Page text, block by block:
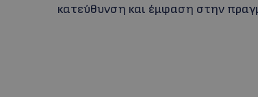
κατεύθυνση και έμφαση στην